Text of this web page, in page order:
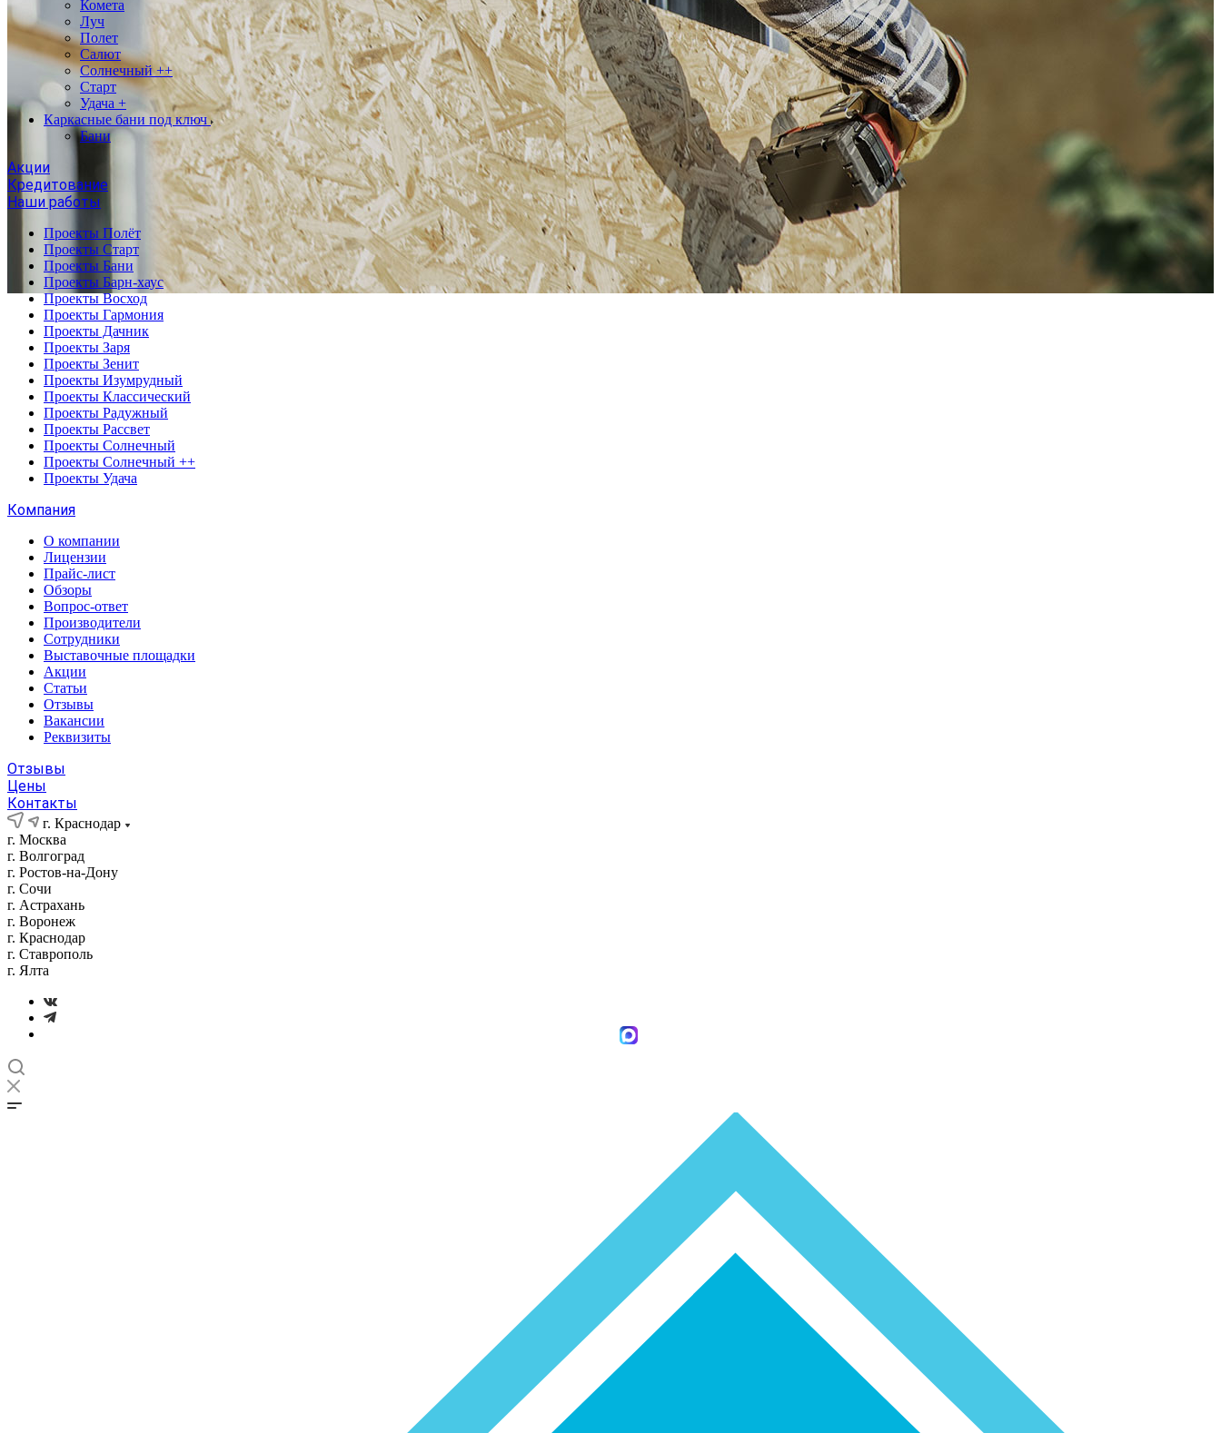
Комета
Луч
Полет
Салют
Солнечный ++
Старт
Удача +
Каркасные бани под ключ
Бани
Акции
Кредитование
Наши работы
Проекты Полёт
Проекты Старт
Проекты Бани
Проекты Барн-хаус
Проекты Восход
Проекты Гармония
Проекты Дачник
Проекты Заря
Проекты Зенит
Проекты Изумрудный
Проекты Классический
Проекты Радужный
Проекты Рассвет
Проекты Солнечный
Проекты Солнечный ++
Проекты Удача
Компания
О компании
Лицензии
Прайс-лист
Обзоры
Вопрос-ответ
Производители
Сотрудники
Выставочные площадки
Акции
Статьи
Отзывы
Вакансии
Реквизиты
Отзывы
Цены
Контакты
г. Краснодар
г. Москва
г. Волгоград
г. Ростов-на-Дону
г. Сочи
г. Астрахань
г. Воронеж
г. Краснодар
г. Ставрополь
г. Ялта